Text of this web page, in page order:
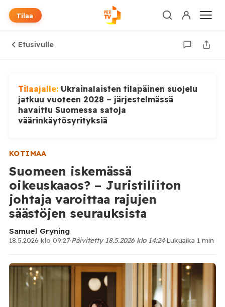
Tilaa
Etusivulle
Tilaajalle: Ukrainalaisten tilapäinen suojelu
jatkuu vuoteen 2028 – järjestelmässä
havaittu Suomessa satoja
väärinkäytösyrityksiä
KOTIMAA
Suomeen iskemässä
oikeuskaaos? – Juristiliiton
johtaja varoittaa rajujen
säästöjen seurauksista
Samuel Gryning
18.5.2026 klo 09:27·Päivitetty 18.5.2026 klo 14:24·Lukuaika 1 min